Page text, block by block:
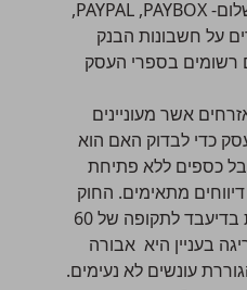
כוללים גם אפליקציות תשלום- PAYPAL ,PAYBOX,
על חשבונות הבנק
רשומים בספרי העסק
אשר מעוניינים
כדי לבדוק האם הוא
כספים ללא פתיחת
מתאימים. החוק
מאפשר להפיק חשבוניות בדיעבד לתקופה של 60
בעניין היא אבורה
עונשים לא נעימים.